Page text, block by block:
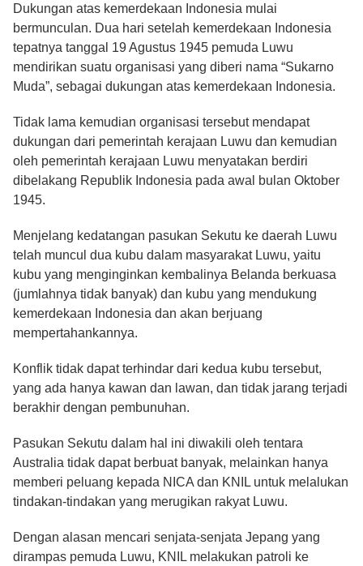
Dukungan atas kemerdekaan Indonesia mulai
bermunculan. Dua hari setelah kemerdekaan Indonesia
tepatnya tanggal 19 Agustus 1945 pemuda Luwu
mendirikan suatu organisasi yang diberi nama “Sukarno
Muda”, sebagai dukungan atas kemerdekaan Indonesia.
Tidak lama kemudian organisasi tersebut mendapat
dukungan dari pemerintah kerajaan Luwu dan kemudian
oleh pemerintah kerajaan Luwu menyatakan berdiri
dibelakang Republik Indonesia pada awal bulan Oktober
1945.
Menjelang kedatangan pasukan Sekutu ke daerah Luwu
telah muncul dua kubu dalam masyarakat Luwu, yaitu
kubu yang menginginkan kembalinya Belanda berkuasa
(jumlahnya tidak banyak) dan kubu yang mendukung
kemerdekaan Indonesia dan akan berjuang
mempertahankannya.
Konflik tidak dapat terhindar dari kedua kubu tersebut,
yang ada hanya kawan dan lawan, dan tidak jarang terjadi
berakhir dengan pembunuhan.
Pasukan Sekutu dalam hal ini diwakili oleh tentara
Australia tidak dapat berbuat banyak, melainkan hanya
memberi peluang kepada NICA dan KNIL untuk melalukan
tindakan-tindakan yang merugikan rakyat Luwu.
Dengan alasan mencari senjata-senjata Jepang yang
dirampas pemuda Luwu, KNIL melakukan patroli ke